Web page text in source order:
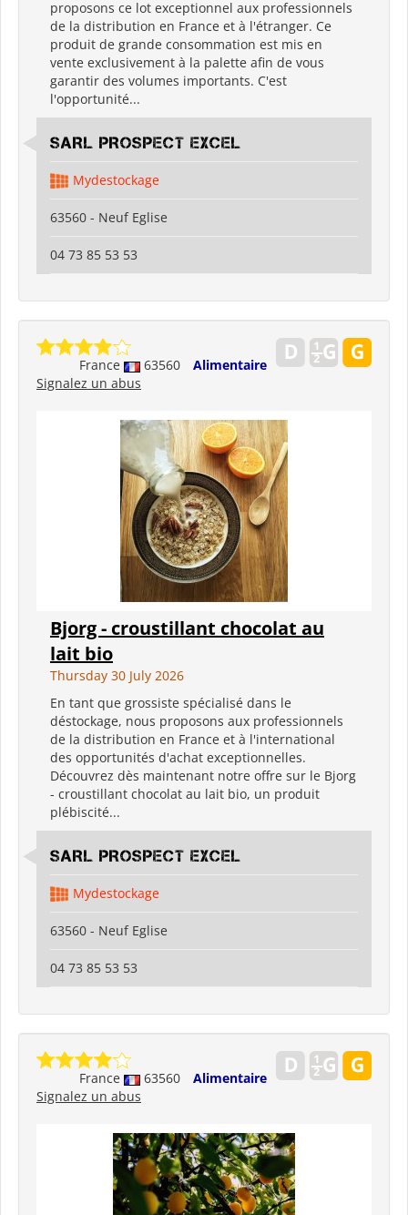
proposons ce lot exceptionnel aux professionnels
de la distribution en France et à l'étranger. Ce
produit de grande consommation est mis en
vente exclusivement à la palette afin de vous
garantir des volumes importants. C'est
l'opportunité...
SARL PROSPECT EXCEL
Mydestockage
63560 - Neuf Eglise
04 73 85 53 53
France 63560
Alimentaire
Signalez un abus
Bjorg - croustillant chocolat au
lait bio
Thursday 30 July 2026
En tant que grossiste spécialisé dans le
déstockage, nous proposons aux professionnels
de la distribution en France et à l'international
des opportunités d'achat exceptionnelles.
Découvrez dès maintenant notre offre sur le Bjorg
- croustillant chocolat au lait bio, un produit
plébiscité...
SARL PROSPECT EXCEL
Mydestockage
63560 - Neuf Eglise
04 73 85 53 53
France 63560
Alimentaire
Signalez un abus